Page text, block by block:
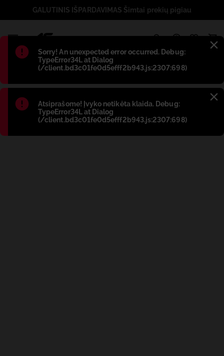
Błąd:
Sorry! An unexpected error occurred. Debug:
TypeError34L at Dialog
(/client.bd3c01fe0d5efff2b943.js:2307:698)
Błąd:
Atsiprašome! Įvyko netikėta klaida. Debug:
TypeError34L at Dialog
(/client.bd3c01fe0d5efff2b943.js:2307:698)
GALUTINIS IŠPARDAVIMAS Šimtai prekių pigiau